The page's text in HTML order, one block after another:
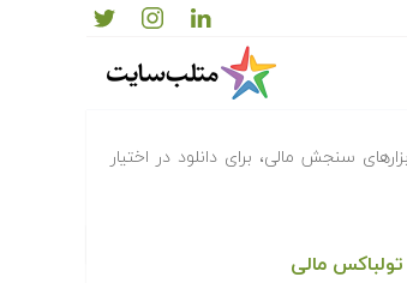
تولباکس ابزارهای سنجش مالی
سنجش مالی، برای دانلود در اختیار
تولباکس مالی